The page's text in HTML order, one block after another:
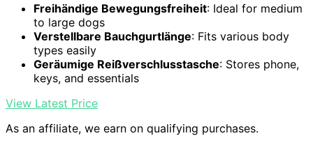
Freihändige Bewegungsfreiheit: Ideal for medium
to large dogs
Verstellbare Bauchgurtlänge: Fits various body
types easily
Geräumige Reißverschlusstasche: Stores phone,
keys, and essentials
View Latest Price
As an affiliate, we earn on qualifying purchases.